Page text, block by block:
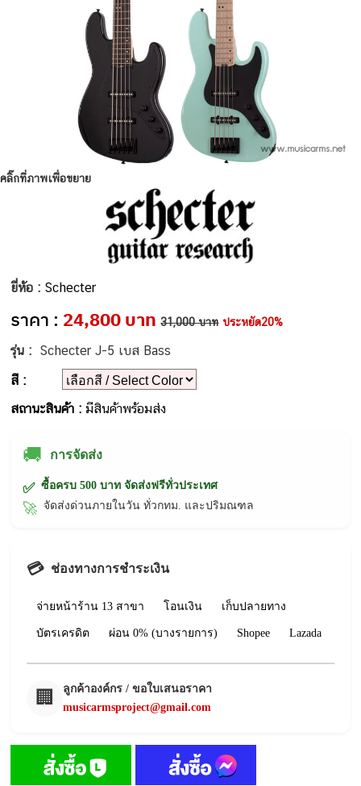
คลิ๊กที่ภาพเพื่อขยาย
ยี่ห้อ : Schecter
ราคา : 24,800 บาท 31,000 บาท ประหยัด20%
รุ่น : Schecter J-5 เบส Bass
สี :
สถานะสินค้า :มีสินค้าพร้อมส่ง
🚚 การจัดส่ง
✅ ซื้อครบ 500 บาท จัดส่งฟรีทั่วประเทศ
🚀 จัดส่งด่วนภายในวัน ทั่วกทม. และปริมณฑล
💳 ช่องทางการชำระเงิน
จ่ายหน้าร้าน 13 สาขา โอนเงิน เก็บปลายทาง
บัตรเครดิต ผ่อน 0% (บางรายการ) Shopee Lazada
🏢
ลูกค้าองค์กร / ขอใบเสนอราคา
musicarmsproject@gmail.com